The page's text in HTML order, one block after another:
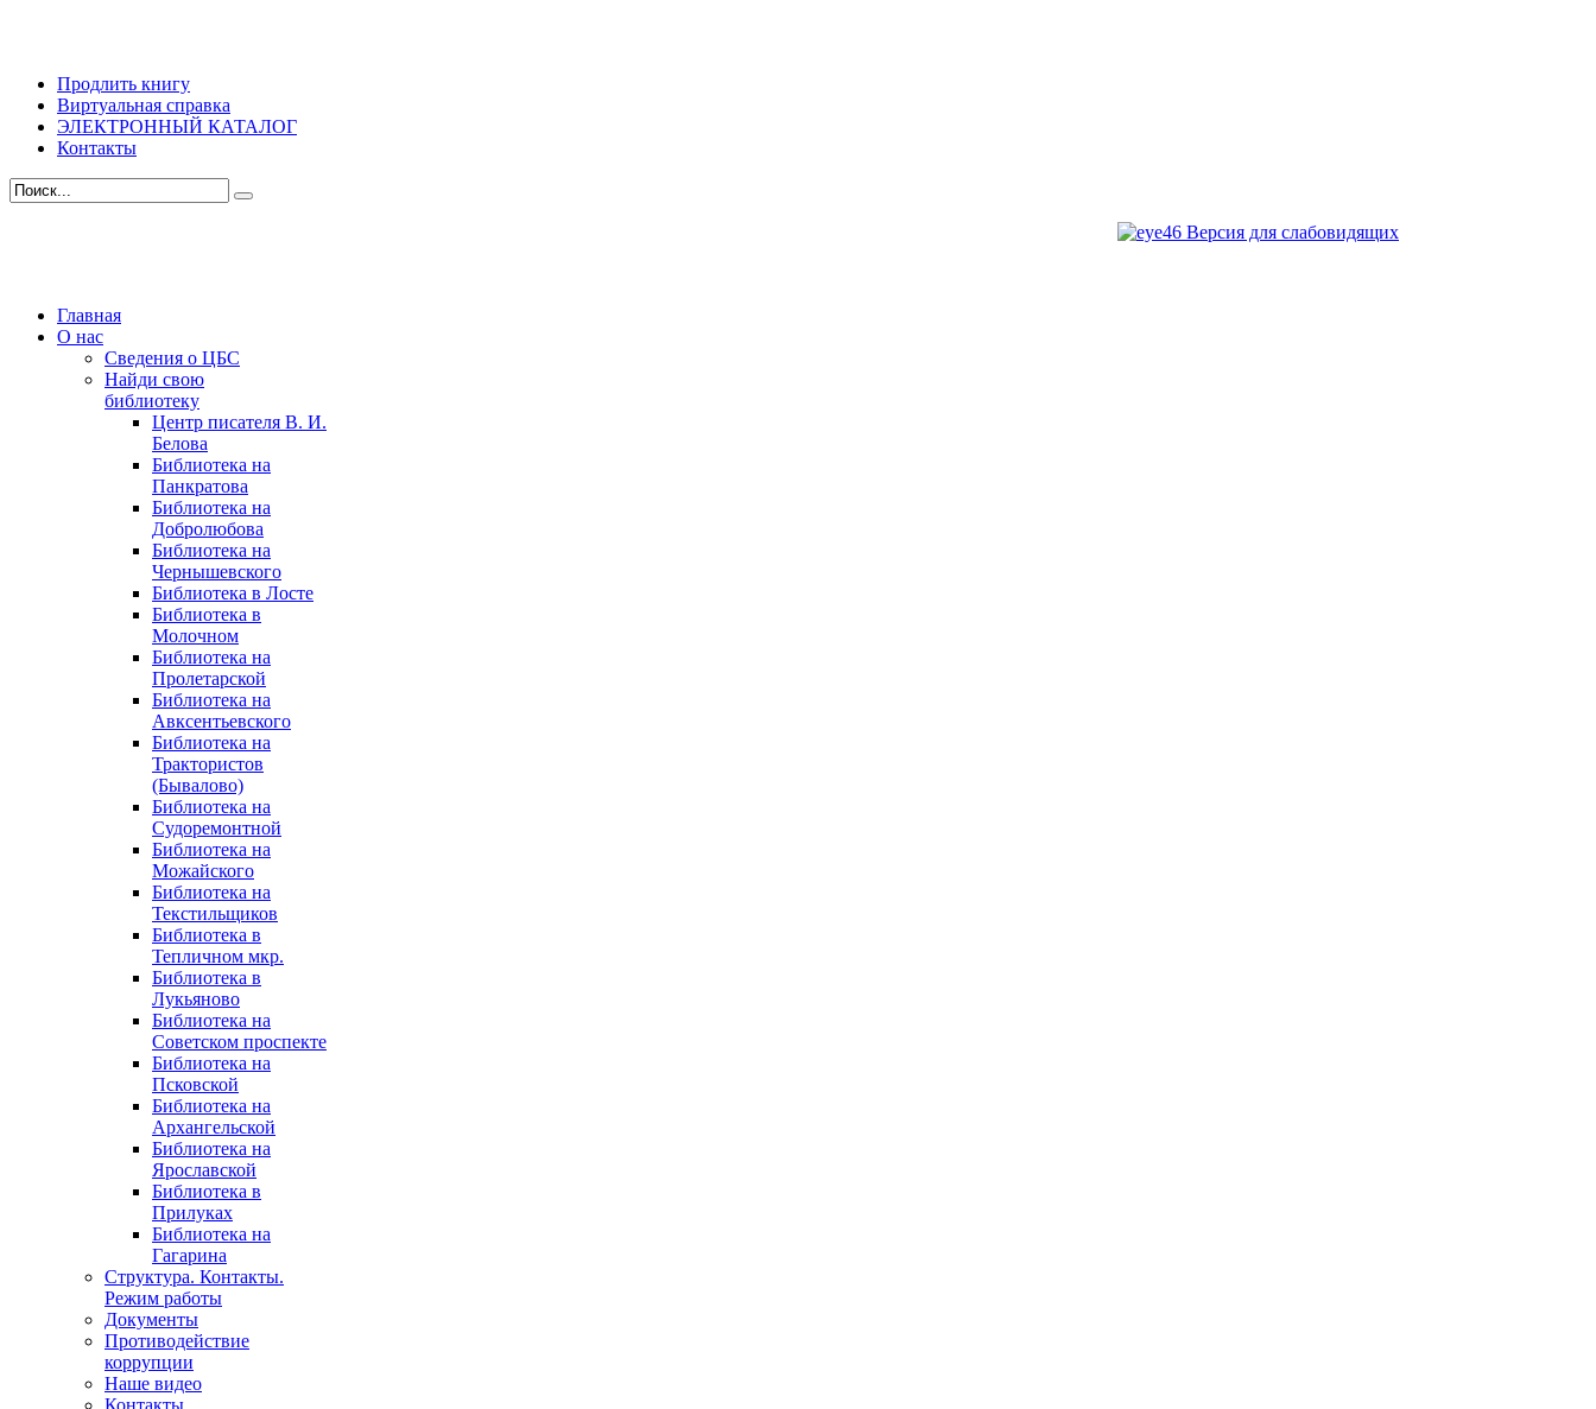
Продлить книгу
Виртуальная справка
ЭЛЕКТРОННЫЙ КАТАЛОГ
Контакты
Версия для слабовидящих
Главная
О нас
Сведения о ЦБС
Найди свою
библиотеку
Центр писателя В. И.
Белова
Библиотека на
Панкратова
Библиотека на
Добролюбова
Библиотека на
Чернышевского
Библиотека в Лосте
Библиотека в
Молочном
Библиотека на
Пролетарской
Библиотека на
Авксентьевского
Библиотека на
Трактористов
(Бывалово)
Библиотека на
Судоремонтной
Библиотека на
Можайского
Библиотека на
Текстильщиков
Библиотека в
Тепличном мкр.
Библиотека в
Лукьяново
Библиотека на
Советском проспекте
Библиотека на
Псковской
Библиотека на
Архангельской
Библиотека на
Ярославской
Библиотека в
Прилуках
Библиотека на
Гагарина
Структура. Контакты.
Режим работы
Документы
Противодействие
коррупции
Наше видео
Контакты